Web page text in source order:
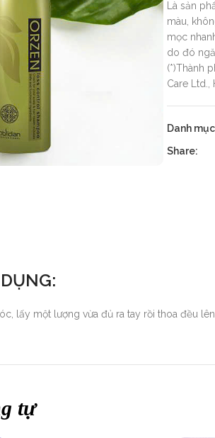
Là sản
màu,
mọc
do đó
(*)Thành
Care Ltd.,
Danh
Share:
lấy một lượng vừa đủ ra tay rồi thoa đều
tự